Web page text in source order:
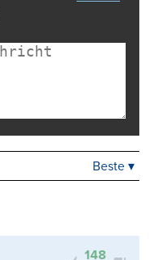
Kontrovers
Beste ▾
148